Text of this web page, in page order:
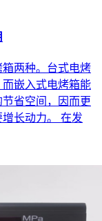
两种。台式电烤
嵌入式电烤箱能
省空间，因而更
长动力。 在发